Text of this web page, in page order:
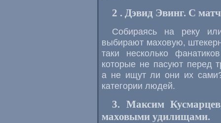
2 . Дэвид Эвинг. С
Собираясь на реку
выбирают маховую,
таки несколько
которые не пасуют перед
а не ищут ли они их
категории людей.
3. Максим
маховыми удилищами.